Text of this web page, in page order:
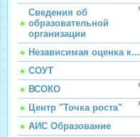
Сведения об
образовательной
организации
Независимая оценка к...
СОУТ
ВСОКО
Центр "Точка роста"
АИС Образование